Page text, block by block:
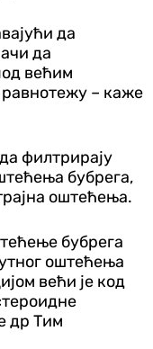
да
да
већим
– каже
филтрирају
бубрега,
оштећења.
бубрега
оштећења
већи је код
др Тим